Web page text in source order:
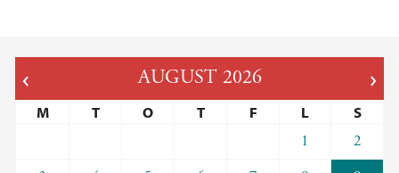
AUGUST 2026
M T O T F L S
1
2